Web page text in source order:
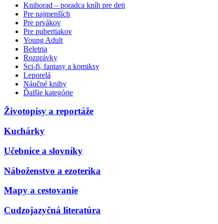
Knihorad – poradca kníh pre deti
Pre najmenších
Pre prvákov
Pre pubertiakov
Young Adult
Beletria
Rozprávky
Sci-fi, fantasy a komiksy
Leporelá
Náučné knihy
Ďalšie kategórie
Životopisy a reportáže
Kuchárky
Učebnice a slovníky
Náboženstvo a ezoterika
Mapy a cestovanie
Cudzojazyčná literatúra